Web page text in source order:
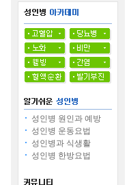
성인병 원인과 예방
성인병 운동요법
성인병과 식생활
성인병 한방요법